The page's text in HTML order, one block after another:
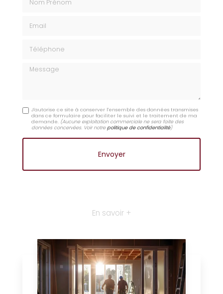
Message
J'autorise ce site à conserver l'ensemble des données transmises
dans ce formulaire pour faciliter le suivi et le traitement de ma
demande. (Aucune exploitation commerciale ne sera faite des
données concervées. Voir notrepolitique de confidentialité)
En savoir +